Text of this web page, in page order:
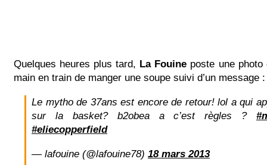
Quelques heures plus tard, La Fouine poste une
main en train de manger une soupe suivi d’un message :
Le mytho de 37ans est encore de retour! lol a qui
sur la basket? b2obea a c’est règles ?
#eliecopperfield
— lafouine (@lafouine78) 18 mars 2013